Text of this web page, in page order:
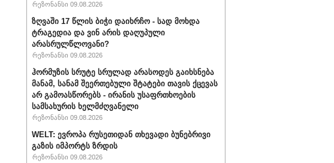
რეზონანსი 09.08.2026
ზღვაში 17 წლის ბიჭი დაიხრჩო - სად მოხდა
ტრაგედია და ვინ არის დაღუპული
არასრულწლოვანი?
რეზონანსი 09.08.2026
ჰორმუზის სრუტე სრულად არასოდეს გაიხსნება
მანამ, სანამ შეერთებული შტატები თავის ქცევას
არ გამოასწორებს - ირანის უსაფრთხოების
სამსახურის ხელმძღვანელი
რეზონანსი 09.08.2026
WELT: ევროპა რუსეთიდან თხევადი ბუნებრივი
გაზის იმპორტს ზრდის
რეზონანსი 09.08.2026